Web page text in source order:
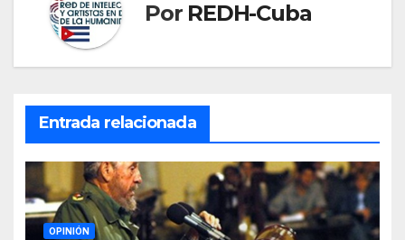
Por REDH-Cuba
Entrada relacionada
OPINIÓN